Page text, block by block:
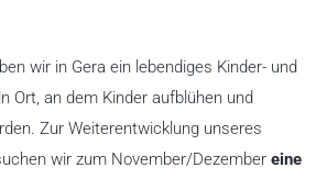
wir in Gera ein lebendiges Kinder- und
Ort, an dem Kinder aufblühen und
Zur Weiterentwicklung unseres
wir zum November/Dezember eine